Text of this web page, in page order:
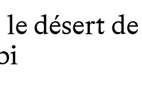
désert de